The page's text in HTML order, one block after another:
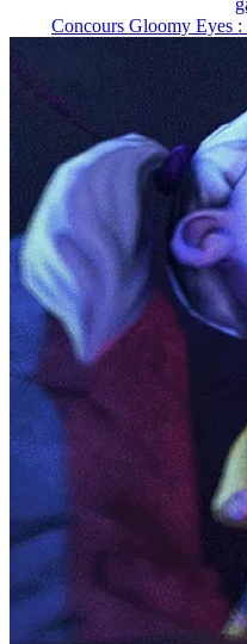
Concours Gloomy Eyes :